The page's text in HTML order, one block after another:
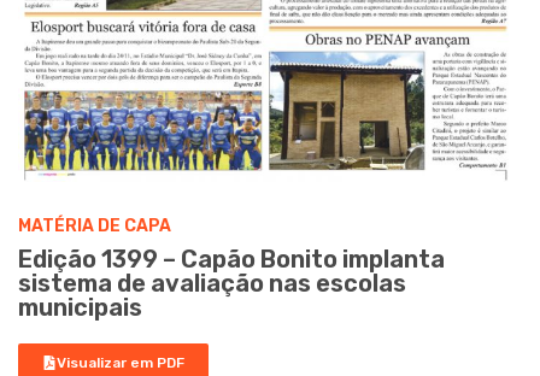
MATÉRIA DE CAPA
Edição 1399 – Capão Bonito implanta
sistema de avaliação nas escolas
municipais
Visualizar em PDF